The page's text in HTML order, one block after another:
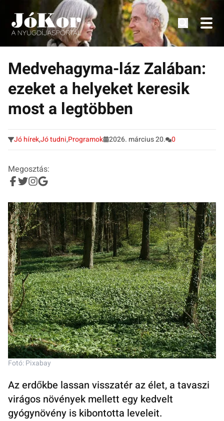
Tovább
tartalomra
Tudnivalók, érdekességek idősek számára.
Medvehagyma-láz Zalában:
ezeket a helyeket keresik
most a legtöbben
Jó hírek,Jó tudni,Programok 2026. március 20. 0
Megosztás:
Fotó: Pixabay
Az erdőkbe lassan visszatér az élet, a tavaszi
virágos növények mellett egy kedvelt
gyógynövény is kibontotta leveleit.